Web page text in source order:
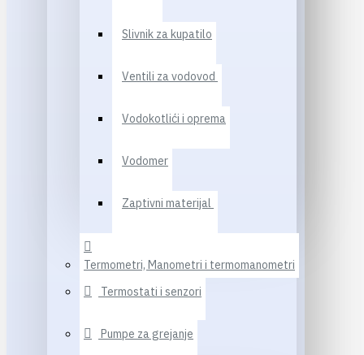
Slivnik za kupatilo
Ventili za vodovod
Vodokotlići i oprema
Vodomer
Zaptivni materijal
Termometri, Manometri i termomanometri
Termostati i senzori
Pumpe za grejanje